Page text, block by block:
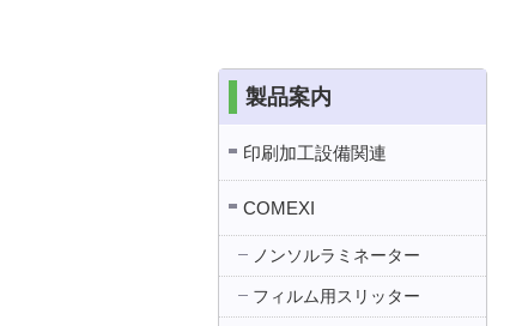
製品案内
印刷加工設備関連
COMEXI
ノンソルラミネーター
フィルム用スリッター